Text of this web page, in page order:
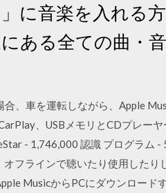
に音楽を入れる
ある全ての曲・
、車を運転しながら、Apple
、USBメモリとCDプレー
- 1,746,000 認識 プログラム
フラインで聴いたり使用した
MusicからPCにダウンロード